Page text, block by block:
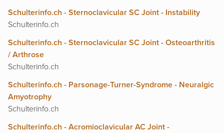
Schulterinfo.ch - Sternoclavicular SC Joint - Instability
Schulterinfo.ch
Schulterinfo.ch - Sternoclavicular SC Joint - Osteoarthritis
/ Arthrose
Schulterinfo.ch
Schulterinfo.ch - Parsonage-Turner-Syndrome - Neuralgic
Amyotrophy
Schulterinfo.ch
Schulterinfo.ch - Acromioclavicular AC Joint -